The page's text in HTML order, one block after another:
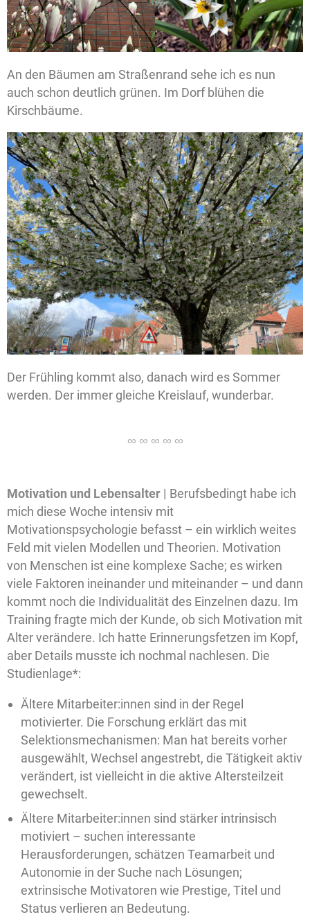
An den Bäumen am Straßenrand sehe ich es nun
auch schon deutlich grünen. Im Dorf blühen die
Kirschbäume.
Der Frühling kommt also, danach wird es Sommer
werden. Der immer gleiche Kreislauf, wunderbar.
Motivation und Lebensalter | Berufsbedingt habe ich
mich diese Woche intensiv mit
Motivationspsychologie befasst – ein wirklich weites
Feld mit vielen Modellen und Theorien. Motivation
von Menschen ist eine komplexe Sache; es wirken
viele Faktoren ineinander und miteinander – und dann
kommt noch die Individualität des Einzelnen dazu. Im
Training fragte mich der Kunde, ob sich Motivation mit
Alter verändere. Ich hatte Erinnerungsfetzen im Kopf,
aber Details musste ich nochmal nachlesen. Die
Studienlage*:
Ältere Mitarbeiter:innen sind in der Regel
motivierter. Die Forschung erklärt das mit
Selektionsmechanismen: Man hat bereits vorher
ausgewählt, Wechsel angestrebt, die Tätigkeit aktiv
verändert, ist vielleicht in die aktive Altersteilzeit
gewechselt.
Ältere Mitarbeiter:innen sind stärker intrinsisch
motiviert – suchen interessante
Herausforderungen, schätzen Teamarbeit und
Autonomie in der Suche nach Lösungen;
extrinsische Motivatoren wie Prestige, Titel und
Status verlieren an Bedeutung.